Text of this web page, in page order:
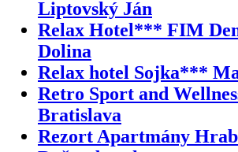
Liptovský Ján
Relax Hotel*** FIM
Dolina
Relax hotel Sojka***
Retro Sport and
Bratislava
Rezort Apartmány